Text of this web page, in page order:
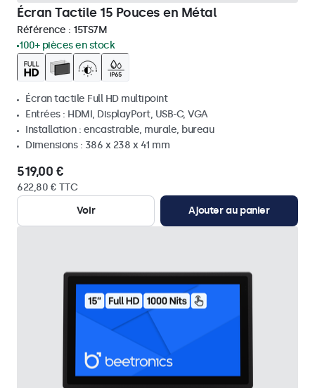
Écran Tactile 15 Pouces en Métal
Référence : 15TS7M
100+ pièces en stock
Écran tactile Full HD multipoint
Entrées : HDMI, DisplayPort, USB-C, VGA
Installation : encastrable, murale, bureau
Dimensions : 386 x 238 x 41 mm
519,00 €
622,80 € TTC
Voir
Ajouter au panier